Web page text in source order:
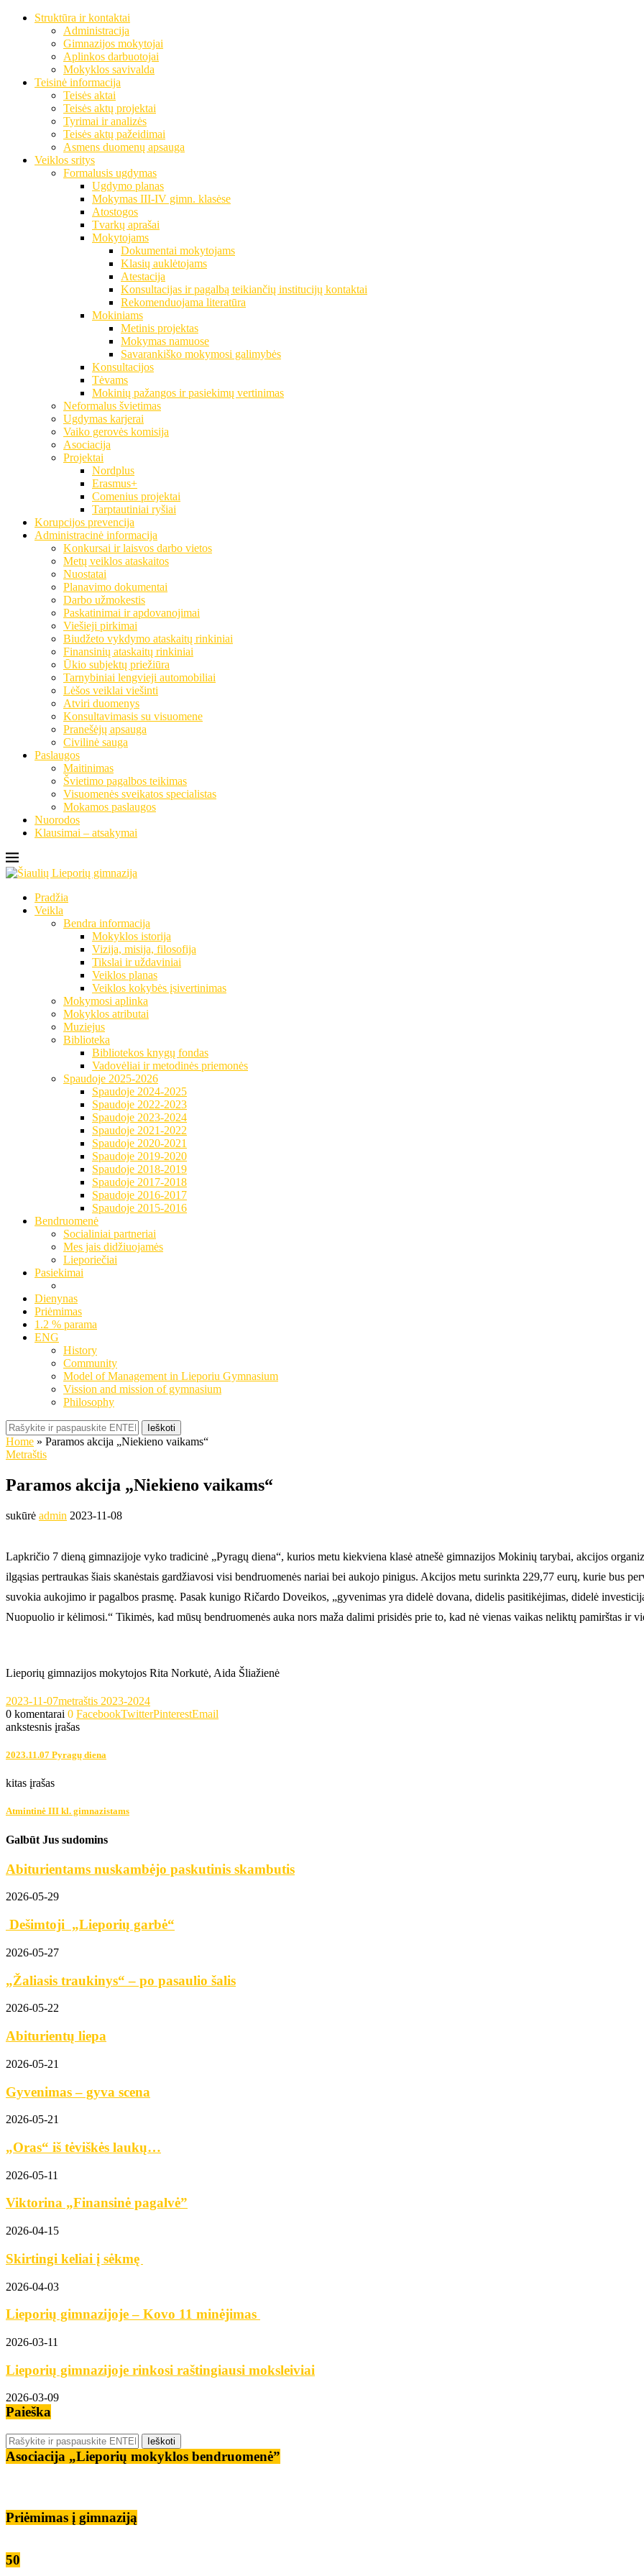
Struktūra ir kontaktai
Administracija
Gimnazijos mokytojai
Aplinkos darbuotojai
Mokyklos savivalda
Teisinė informacija
Teisės aktai
Teisės aktų projektai
Tyrimai ir analizės
Teisės aktų pažeidimai
Asmens duomenų apsauga
Veiklos sritys
Formalusis ugdymas
Ugdymo planas
Mokymas III-IV gimn. klasėse
Atostogos
Tvarkų aprašai
Mokytojams
Dokumentai mokytojams
Klasių auklėtojams
Atestacija
Konsultacijas ir pagalbą teikiančių institucijų kontaktai
Rekomenduojama literatūra
Mokiniams
Metinis projektas
Mokymas namuose
Savarankiško mokymosi galimybės
Konsultacijos
Tėvams
Mokinių pažangos ir pasiekimų vertinimas
Neformalus švietimas
Ugdymas karjerai
Vaiko gerovės komisija
Asociacija
Projektai
Nordplus
Erasmus+
Comenius projektai
Tarptautiniai ryšiai
Korupcijos prevencija
Administracinė informacija
Konkursai ir laisvos darbo vietos
Metų veiklos ataskaitos
Nuostatai
Planavimo dokumentai
Darbo užmokestis
Paskatinimai ir apdovanojimai
Viešieji pirkimai
Biudžeto vykdymo ataskaitų rinkiniai
Finansinių ataskaitų rinkiniai
Ūkio subjektų priežiūra
Tarnybiniai lengvieji automobiliai
Lėšos veiklai viešinti
Atviri duomenys
Konsultavimasis su visuomene
Pranešėjų apsauga
Civilinė sauga
Paslaugos
Maitinimas
Švietimo pagalbos teikimas
Visuomenės sveikatos specialistas
Mokamos paslaugos
Nuorodos
Klausimai – atsakymai
Pradžia
Veikla
Bendra informacija
Mokyklos istorija
Vizija, misija, filosofija
Tikslai ir uždaviniai
Veiklos planas
Veiklos kokybės įsivertinimas
Mokymosi aplinka
Mokyklos atributai
Muziejus
Biblioteka
Bibliotekos knygų fondas
Vadovėliai ir metodinės priemonės
Spaudoje 2025-2026
Spaudoje 2024-2025
Spaudoje 2022-2023
Spaudoje 2023-2024
Spaudoje 2021-2022
Spaudoje 2020-2021
Spaudoje 2019-2020
Spaudoje 2018-2019
Spaudoje 2017-2018
Spaudoje 2016-2017
Spaudoje 2015-2016
Bendruomenė
Socialiniai partneriai
Mes jais didžiuojamės
Lieporiečiai
Pasiekimai
Dienynas
Priėmimas
1.2 % parama
ENG
History
Community
Model of Management in Lieporiu Gymnasium
Vission and mission of gymnasium
Philosophy
Ieškoti
Home » Paramos akcija „Niekieno vaikams“
Metraštis
Paramos akcija „Niekieno vaikams“
sukūrė admin 2023-11-08
Lapkričio 7 dieną gimnazijoje vyko tradicinė „Pyragų diena“, kurios metu kiekviena klasė atnešė gimnazijos Mokinių tarybai, akcijos
ilgąsias pertraukas šiais skanėstais gardžiavosi visi bendruomenės nariai bei aukojo pinigus. Akcijos metu surinkta 229,77 eurų, kurie bus
suvokia aukojimo ir pagalbos prasmę. Pasak kunigo Ričardo Doveikos, „gyvenimas yra didelė dovana, didelis pasitikėjimas, didelė
Nuopuolio ir kėlimosi.“ Tikimės, kad mūsų bendruomenės auka nors maža dalimi prisidės prie to, kad nė vienas vaikas neliktų pamirštas ir
Lieporių gimnazijos mokytojos Rita Norkutė, Aida Šliažienė
2023-11-07metraštis 2023-2024
0 komentarai 0 FacebookTwitterPinterestEmail
ankstesnis įrašas
2023.11.07 Pyragų diena
kitas įrašas
Atmintinė III kl. gimnazistams
Galbūt Jus sudomins
Abiturientams nuskambėjo paskutinis skambutis
2026-05-29
Dešimtoji „Lieporių garbė“
2026-05-27
„Žaliasis traukinys“ – po pasaulio šalis
2026-05-22
Abiturientų liepa
2026-05-21
Gyvenimas – gyva scena
2026-05-21
„Oras“ iš tėviškės laukų…
2026-05-11
Viktorina „Finansinė pagalvė”
2026-04-15
Skirtingi keliai į sėkmę
2026-04-03
Lieporių gimnazijoje – Kovo 11 minėjimas
2026-03-11
Lieporių gimnazijoje rinkosi raštingiausi moksleiviai
2026-03-09
Paieška
Asociacija „Lieporių mokyklos bendruomenė”
Priėmimas į gimnaziją
50